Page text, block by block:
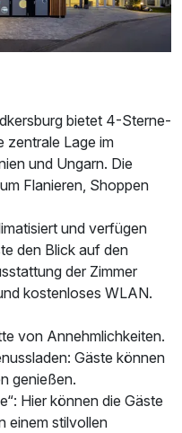
p.P. ab244,00 €
bietet 4-Sterne-
zentrale Lage im
und Ungarn. Die
Flanieren, Shoppen
und verfügen
den Blick auf den
der Zimmer
kostenloses WLAN.
von Annehmlichkeiten.
Gäste können
genießen.
Hier können die Gäste
einem stilvollen